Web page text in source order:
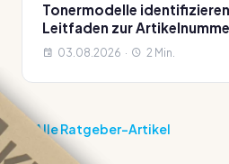
Tonermodelle
Leitfaden zur
03.08.2026 · 2 Min.
Alle Ratgeber-Artikel